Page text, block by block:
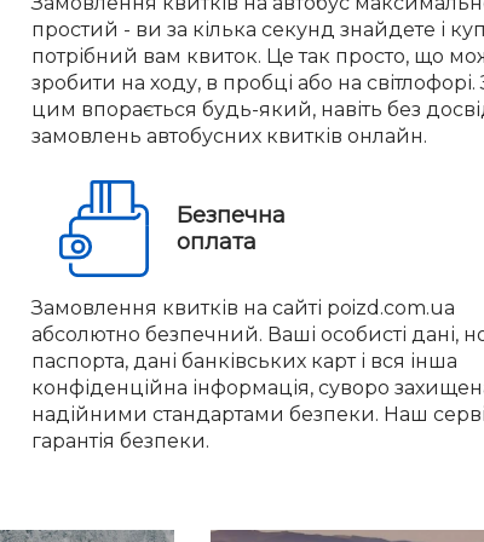
простий - ви за кілька секунд знайдете і
потрібний вам квиток. Це так просто, що
зробити на ходу, в пробці або на світлофорі.
цим впорається будь-який, навіть без
замовлень автобусних квитків онлайн.
Безпечна
оплата
Замовлення квитків на сайті poizd.com.ua
абсолютно безпечний. Ваші особисті дані,
паспорта, дані банківських карт і вся інша
конфіденційна інформація, суворо
надійними стандартами безпеки. Наш
гарантія безпеки.